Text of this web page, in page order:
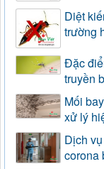
Diệt
trường
Đặc
truyền
Mối
xử lý
Dịch
corona